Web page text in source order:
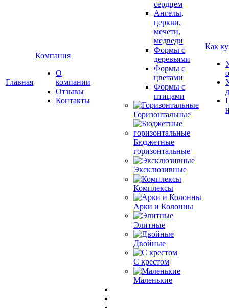
Главная
Компания
О
компании
Отзывы
Контакты
сердцем
Ангелы,
церкви,
мечети,
медведи
Формы с
деревьями
Формы с
цветами
Формы с
птицами
Горизонтальные
Бюджетные
горизонтальные
Эксклюзивные
Комплексы
Арки и Колонны
Элитные
Двойные
С крестом
Маленькие
Как